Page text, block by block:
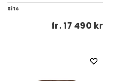
Sits
fr.17 490 kr